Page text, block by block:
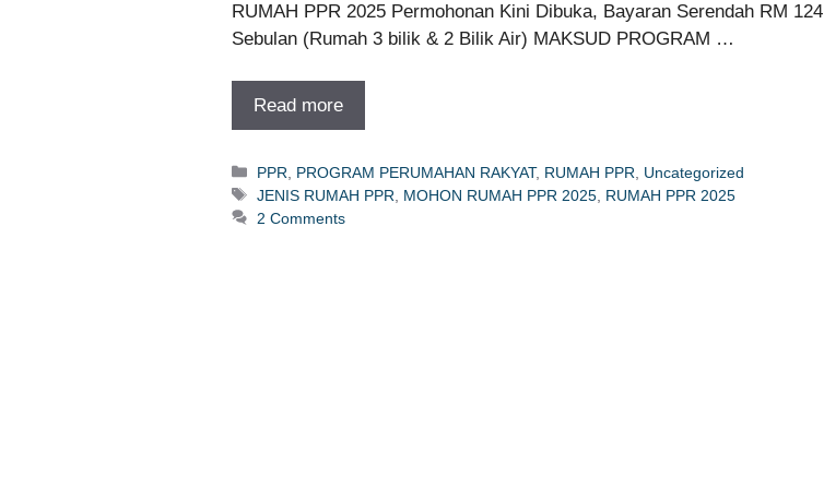
RUMAH PPR 2025 Permohonan Kini Dibuka, Bayaran Serendah RM 124
Sebulan (Rumah 3 bilik & 2 Bilik Air) MAKSUD PROGRAM …
Read more
Categories
PPR PROGRAM PERUMAHAN RAKYAT, RUMAH PPR
Uncategorized
Tags
JENIS RUMAH PPR MOHON RUMAH PPR 2025 RUMAH PPR 2025
2 Comments